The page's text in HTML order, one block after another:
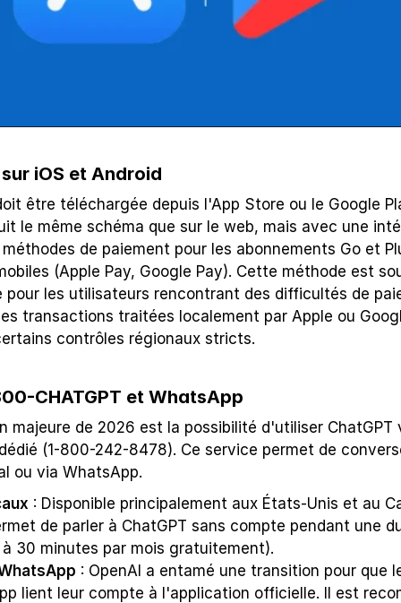
iOS et Android
être téléchargée depuis l'App Store ou le Google
le même schéma que sur le web, mais avec une
de paiement pour les abonnements Go et
(Apple Pay, Google Pay). Cette méthode est
pour les utilisateurs rencontrant des difficultés de
transactions traitées localement par Apple ou
contrôles régionaux stricts.
CHATGPT et WhatsApp
majeure de 2026 est la possibilité d'utiliser ChatGPT
(1-800-242-8478). Ce service permet de
ou via WhatsApp.
: Disponible principalement aux États-Unis et au
de parler à ChatGPT sans compte pendant une
à 30 minutes par mois gratuitement).
: OpenAI a entamé une transition pour que
lient leur compte à l'application officielle. Il est